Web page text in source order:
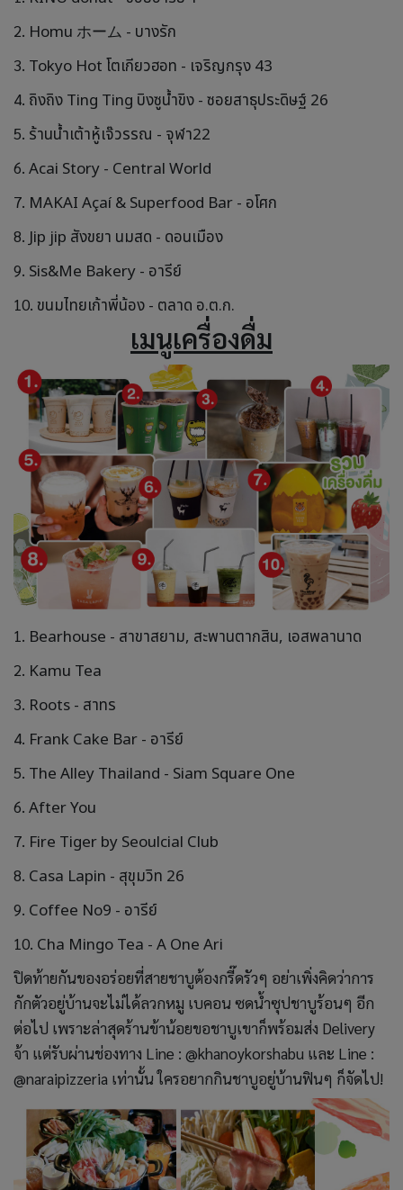
2. Homu ホーム - บางรัก
3. Tokyo Hot โตเกียวฮอท - เจริญกรุง 43
4. ถิงถิง Ting Ting บิงซูน้ำขิง - ซอยสาธุประดิษฐ์ 26
5. ร้านน้ำเต้าหู้เจ๊วรรณ - จุฬา22
6. Acai Story - Central World
7. MAKAI Açaí & Superfood Bar - อโศก
8. Jip jip สังขยา นมสด - ดอนเมือง
9. Sis&Me Bakery - อารีย์
10. ขนมไทยเก้าพี่น้อง - ตลาด อ.ต.ก.
เมนูเครื่องดื่ม
1. Bearhouse - สาขาสยาม, สะพานตากสิน, เอสพลานาด
2. Kamu Tea
3. Roots - สาทร
4. Frank Cake Bar - อารีย์
5. The Alley Thailand - Siam Square One
6. After You
7. Fire Tiger by Seoulcial Club
8. Casa Lapin - สุขุมวิท 26
9. Coffee No9 - อารีย์
10. Cha Mingo Tea - A One Ari
ปิดท้ายกันของอร่อยที่สายชาบูต้องกรี๊ดรัวๆ อย่าเพิ่งคิดว่าการ
กักตัวอยู่บ้านจะไม่ได้ลวกหมู เบคอน ซดน้ำซุปชาบูร้อนๆ อีก
ต่อไป เพราะล่าสุดร้านข้าน้อยขอชาบูเขาก็พร้อมส่ง Delivery
จ้า แต่รับผ่านช่องทาง Line : @khanoykorshabu และ Line :
@naraipizzeria เท่านั้น ใครอยากกินชาบูอยู่บ้านฟินๆ ก็จัดไป!